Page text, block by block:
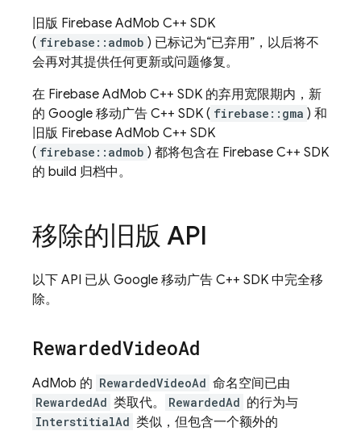
旧版 Firebase AdMob C++ SDK
( firebase::admob ) 已标记为“已弃用”，以后将不
会再对其提供任何更新或问题修复。
在 Firebase AdMob C++ SDK 的弃用宽限期内，新
的 Google 移动广告 C++ SDK ( firebase::gma ) 和
旧版 Firebase AdMob C++ SDK
( firebase::admob ) 都将包含在 Firebase C++ SDK
的 build 归档中。
移除的旧版 API
以下 API 已从 Google 移动广告 C++ SDK 中完全移
除。
RewardedVideoAd
AdMob 的 RewardedVideoAd 命名空间已由
RewardedAd 类取代。 RewardedAd 的行为与
InterstitialAd 类似，但包含一个额外的